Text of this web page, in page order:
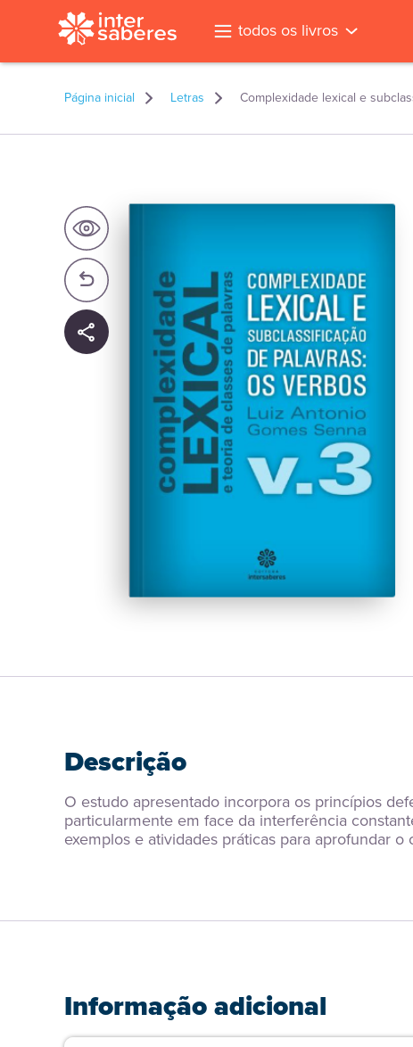
todos os livros
Página inicial Letras Complexidade lexical e
Descrição
O estudo apresentado incorpora os princípios
particularmente em face da interferência
exemplos e atividades práticas para aprofundar
Informação adicional